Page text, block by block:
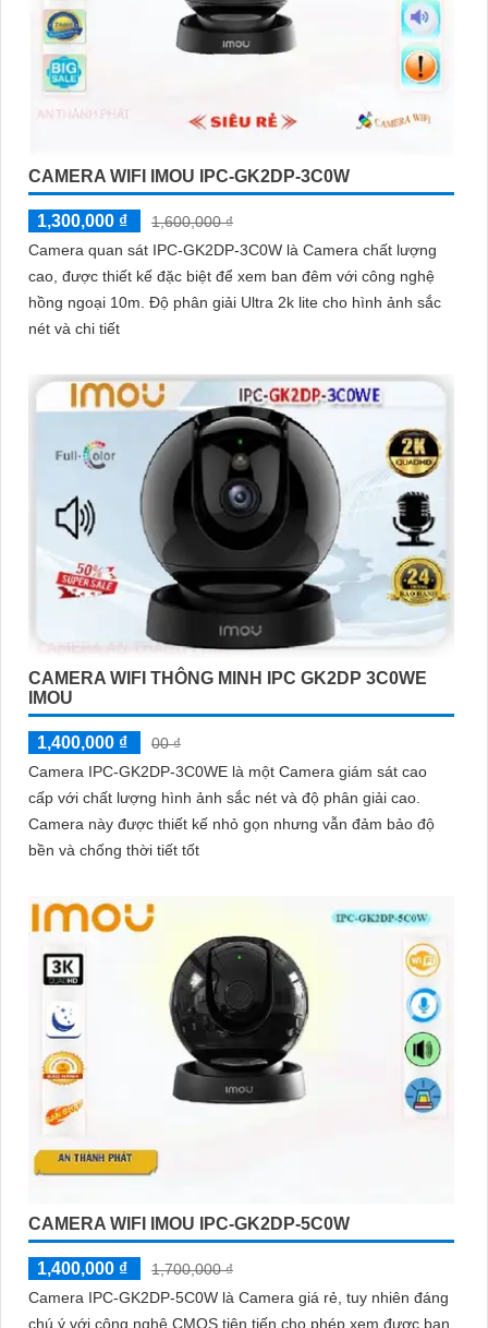
CAMERA WIFI IMOU IPC-GK2DP-3C0W
1,300,000 ₫
1,600,000 ₫
Camera quan sát IPC-GK2DP-3C0W là Camera chất lượng
cao, được thiết kế đặc biệt để xem ban đêm với công nghệ
hồng ngoại 10m. Độ phân giải Ultra 2k lite cho hình ảnh sắc
nét và chi tiết
CAMERA WIFI THÔNG MINH IPC GK2DP 3C0WE
IMOU
1,400,000 ₫
00 ₫
Camera IPC-GK2DP-3C0WE là một Camera giám sát cao
cấp với chất lượng hình ảnh sắc nét và độ phân giải cao.
Camera này được thiết kế nhỏ gọn nhưng vẫn đảm bảo độ
bền và chống thời tiết tốt
CAMERA WIFI IMOU IPC-GK2DP-5C0W
1,400,000 ₫
1,700,000 ₫
Camera IPC-GK2DP-5C0W là Camera giá rẻ, tuy nhiên đáng
chú ý với công nghệ CMOS tiên tiến cho phép xem được ban